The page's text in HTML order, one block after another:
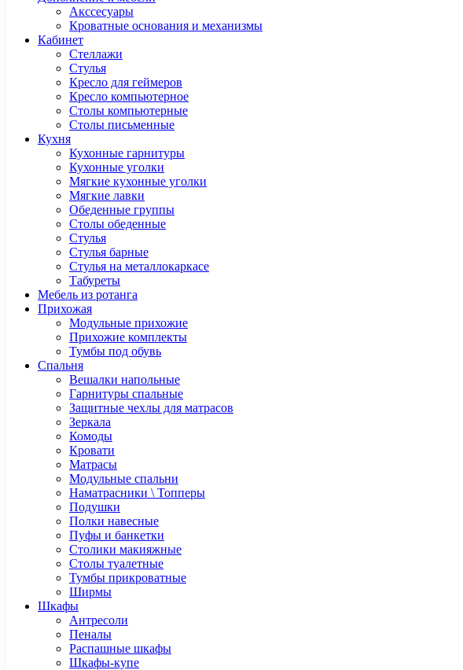
Акссесуары
Кроватные основания и механизмы
Кабинет
Cтеллажи
Cтулья
Кресло для геймеров
Кресло компьютерное
Столы компьютерные
Столы письменные
Кухня
Кухонные гарнитуры
Кухонные уголки
Мягкие кухонные уголки
Мягкие лавки
Обеденные группы
Столы обеденные
Стулья
Стулья барные
Стулья на металлокаркасе
Табуреты
Мебель из ротанга
Прихожая
Модульные прихожие
Прихожие комплекты
Тумбы под обувь
Спальня
Вешалки напольные
Гарнитуры спальные
Защитные чехлы для матрасов
Зеркала
Комоды
Кровати
Матрасы
Модульные спальни
Наматрасники \ Топперы
Подушки
Полки навесные
Пуфы и банкетки
Столики макияжные
Столы туалетные
Тумбы прикроватные
Ширмы
Шкафы
Антресоли
Пеналы
Распашные шкафы
Шкафы-купе